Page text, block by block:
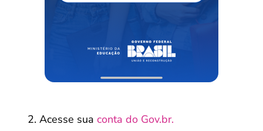
Acesse sua conta do Gov.br.